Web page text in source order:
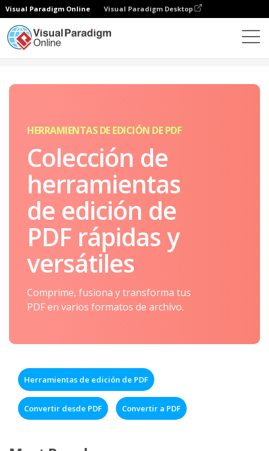
Visual Paradigm Online Visual Paradigm Desktop
HERRAMIENTAS DE EDICIÓN DE PDF
Colección de
herramientas
de edición de
PDF rápidas y
versátiles
Comprime, fusiona y transforma tus
PDF en varios formatos de archivo.
Herramientas de edición de PDF
Convertir desde PDF Convertir a PDF